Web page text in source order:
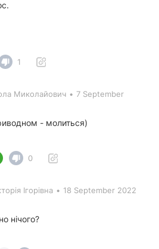
1
Миколайович • 7 September
- молиться)
0
Ігорівна • 18 September 2022
нічого?